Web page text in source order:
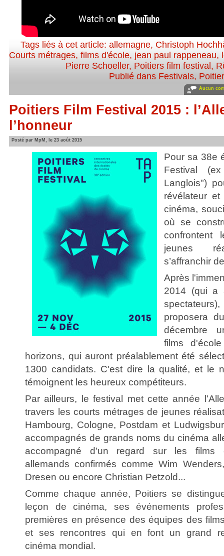
Tags liés à cet article:allemagne, Christoph
Courts métrages,films d'école, jean paul rappeneau,
Pierre Schoeller, Poitiers film festival ,
Publié dans Festivals,
Aucun
Poitiers Film Festival 2015 :
l’honneur
Posté par MpM, le 23 août 2015
Pour sa 38e
Festival
Langlois")
révélateur
cinéma,
où se
confrontent
jeunes
s’affranchir
Après
2014 (qui a
proposera
décembre
films
horizons, qui auront préalablement été
1300 candidats. C'est dire la qualité, et le
témoignent les heureux compétiteurs.
Par ailleurs, le festival met cette année
travers les courts métrages de jeunes
Hambourg, Cologne, Postdam et
accompagnés de grands noms du cinéma
accompagné d'un regard sur les films
allemands confirmés comme Wim
Dresen ou encore Christian Petzold...
Comme chaque année, Poitiers se
leçon de cinéma, ses événements
premières en présence des équipes des
et ses rencontres qui en font un grand
cinéma mondial.